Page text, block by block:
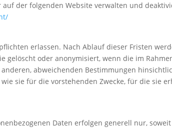
der folgenden Website verwalten und
erlassen. Nach Ablauf dieser Fristen
gelöscht oder anonymisiert, wenn die im
abweichenden Bestimmungen
sie für die vorstehenden Zwecke, für die sie
Daten erfolgen generell nur,